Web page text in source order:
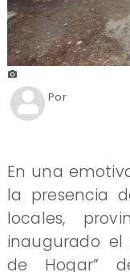
Por
En una
la presencia
locales,
inaugurado el
de Hogar”